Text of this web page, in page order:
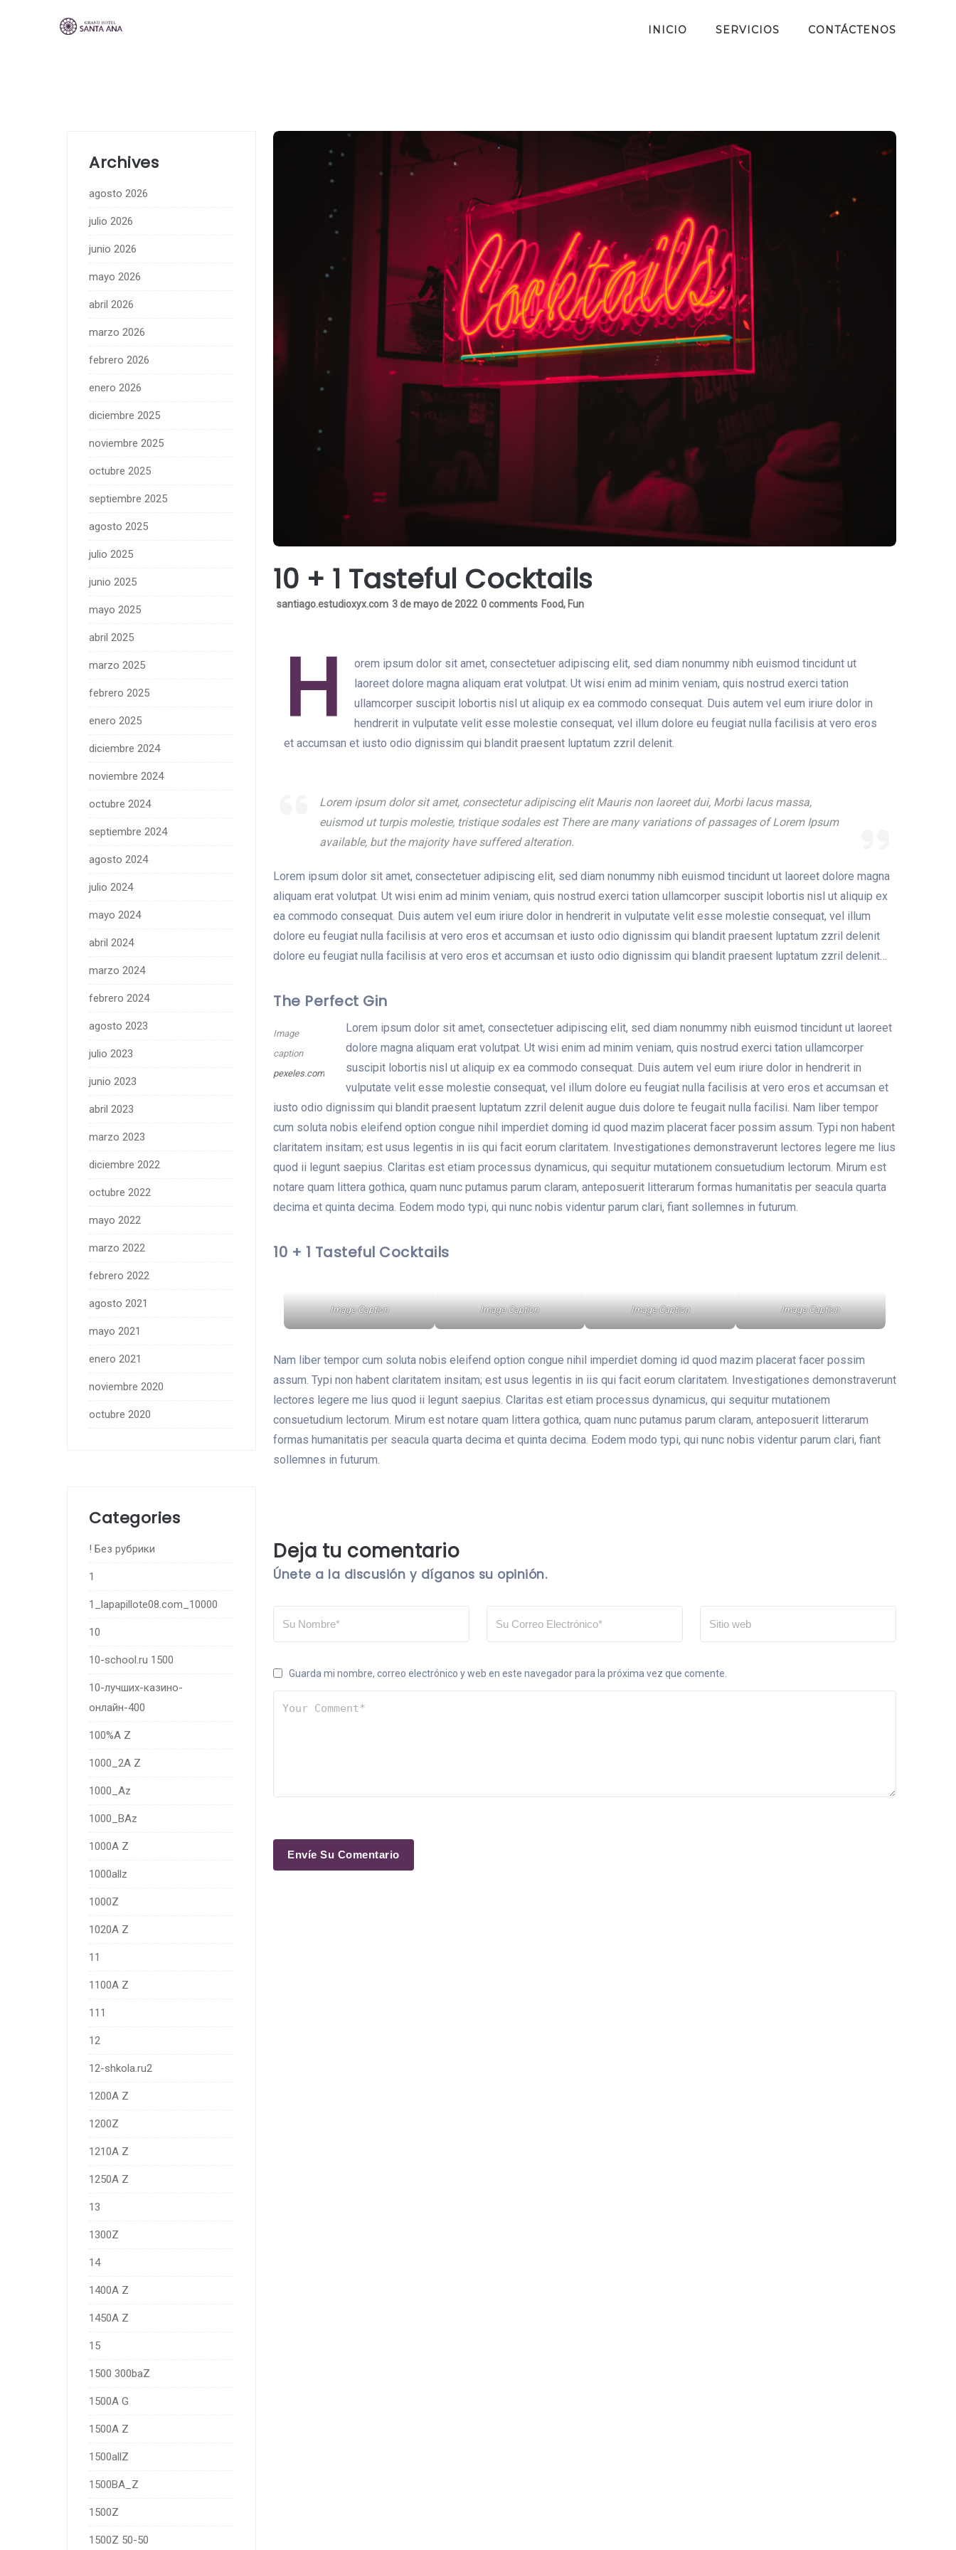
INICIO SERVICIOS CONTÁCTENOS
Archives
agosto 2026
julio 2026
junio 2026
mayo 2026
abril 2026
marzo 2026
febrero 2026
enero 2026
diciembre 2025
noviembre 2025
octubre 2025
septiembre 2025
agosto 2025
julio 2025
junio 2025
mayo 2025
abril 2025
marzo 2025
febrero 2025
enero 2025
diciembre 2024
noviembre 2024
octubre 2024
septiembre 2024
agosto 2024
julio 2024
mayo 2024
abril 2024
marzo 2024
febrero 2024
agosto 2023
julio 2023
junio 2023
abril 2023
marzo 2023
diciembre 2022
octubre 2022
mayo 2022
marzo 2022
febrero 2022
agosto 2021
mayo 2021
enero 2021
noviembre 2020
octubre 2020
Categories
! Без рубрики
1
1_lapapillote08.com_10000
10
10-school.ru 1500
10-лучших-казино-
онлайн-400
100%A Z
1000_2A Z
1000_Az
1000_BAz
1000A Z
1000allz
1000Z
1020A Z
11
1100A Z
111
12
12-shkola.ru2
1200A Z
1200Z
1210A Z
1250A Z
13
1300Z
14
1400A Z
1450A Z
15
1500 300baZ
1500A G
1500A Z
1500allZ
1500BA_Z
1500Z
1500Z 50-50
10 + 1 Tasteful Cocktails
santiago.estudioxyx.com 3 de mayo de 2022 0 comments Food, Fun
H
orem ipsum dolor sit amet, consectetuer adipiscing elit, sed diam nonummy nibh euismod tincidunt ut
laoreet dolore magna aliquam erat volutpat. Ut wisi enim ad minim veniam, quis nostrud exerci tation
ullamcorper suscipit lobortis nisl ut aliquip ex ea commodo consequat. Duis autem vel eum iriure dolor in
hendrerit in vulputate velit esse molestie consequat, vel illum dolore eu feugiat nulla facilisis at vero eros
et accumsan et iusto odio dignissim qui blandit praesent luptatum zzril delenit.
Lorem ipsum dolor sit amet, consectetur adipiscing elitMauris non laoreet dui, Morbi lacus massa,
euismod ut turpis molestie, tristique sodales est There are many variations of passages of Lorem Ipsum
available, but the majority have suffered alteration.
Lorem ipsum dolor sit amet, consectetuer adipiscing elit, sed diam nonummy nibh euismod tincidunt ut laoreet dolore magna
aliquam erat volutpat. Ut wisi enim ad minim veniam, quis nostrud exerci tation ullamcorper suscipit lobortis nisl ut aliquip ex
ea commodo consequat. Duis autem vel eum iriure dolor in hendrerit in vulputate velit esse molestie consequat, vel illum
dolore eu feugiat nulla facilisis at vero eros et accumsan et iusto odio dignissim qui blandit praesent luptatum zzril delenit
dolore eu feugiat nulla facilisis at vero eros et accumsan et iusto odio dignissim qui blandit praesent luptatum zzril delenit…
The Perfect Gin
Image
caption
pexeles.com
Lorem ipsum dolor sit amet, consectetuer adipiscing elit, sed diam nonummy nibh euismod tincidunt ut laoreet
dolore magna aliquam erat volutpat. Ut wisi enim ad minim veniam, quis nostrud exerci tation ullamcorper
suscipit lobortis nisl ut aliquip ex ea commodo consequat. Duis autem vel eum iriure dolor in hendrerit in
vulputate velit esse molestie consequat, vel illum dolore eu feugiat nulla facilisis at vero eros et accumsan et
iusto odio dignissim qui blandit praesent luptatum zzril delenit augue duis dolore te feugait nulla facilisi. Nam liber tempor
cum soluta nobis eleifend option congue nihil imperdiet doming id quod mazim placerat facer possim assum. Typi non habent
claritatem insitam; est usus legentis in iis qui facit eorum claritatem. Investigationes demonstraverunt lectores legere me lius
quod ii legunt saepius. Claritas est etiam processus dynamicus, qui sequitur mutationem consuetudium lectorum. Mirum est
notare quam littera gothica, quam nunc putamus parum claram, anteposuerit litterarum formas humanitatis per seacula quarta
decima et quinta decima. Eodem modo typi, qui nunc nobis videntur parum clari, fiant sollemnes in futurum.
10 + 1 Tasteful Cocktails
Image Caption Image Caption Image Caption Image Caption
Nam liber tempor cum soluta nobis eleifend option congue nihil imperdiet doming id quod mazim placerat facer possim
assum. Typi non habent claritatem insitam; est usus legentis in iis qui facit eorum claritatem. Investigationes demonstraverunt
lectores legere me lius quod ii legunt saepius. Claritas est etiam processus dynamicus, qui sequitur mutationem
consuetudium lectorum. Mirum est notare quam littera gothica, quam nunc putamus parum claram, anteposuerit litterarum
formas humanitatis per seacula quarta decima et quinta decima. Eodem modo typi, qui nunc nobis videntur parum clari, fiant
sollemnes in futurum.
Deja tu comentario
Únete a la discusión y díganos su opinión.
Guarda mi nombre, correo electrónico y web en este navegador para la próxima vez que comente.